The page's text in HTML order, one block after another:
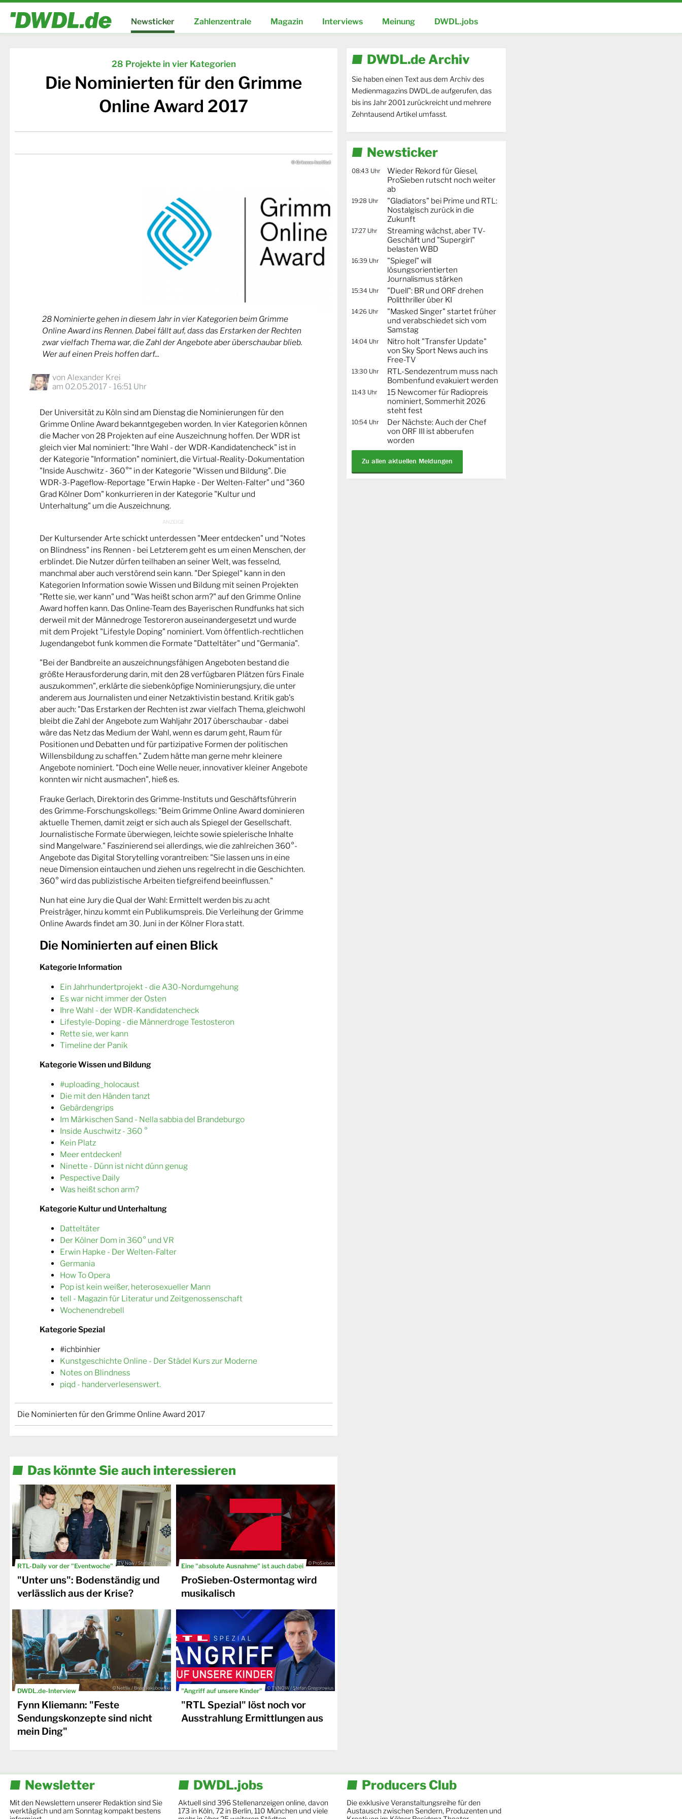
Newsticker Zahlenzentrale Magazin Interviews Meinung DWDL.jobs
28 Projekte in vier Kategorien
Die Nominierten für den Grimme
Online Award 2017
© Grimme-Institut
28 Nominierte gehen in diesem Jahr in vier Kategorien beim Grimme
Online Award ins Rennen. Dabei fällt auf, dass das Erstarken der Rechten
zwar vielfach Thema war, die Zahl der Angebote aber überschaubar blieb.
Wer auf einen Preis hoffen darf...
von Alexander Krei
am 02.05.2017 - 16:51 Uhr
Der Universität zu Köln sind am Dienstag die Nominierungen für den
Grimme Online Award bekanntgegeben worden. In vier Kategorien können
die Macher von 28 Projekten auf eine Auszeichnung hoffen. Der WDR ist
gleich vier Mal nominiert: "Ihre Wahl - der WDR-Kandidatencheck" ist in
der Kategorie "Information" nominiert, die Virtual-Reality-Dokumentation
"Inside Auschwitz - 360°" in der Kategorie "Wissen und Bildung". Die
WDR-3-Pageflow-Reportage "Erwin Hapke - Der Welten-Falter" und "360
Grad Kölner Dom" konkurrieren in der Kategorie "Kultur und
Unterhaltung" um die Auszeichnung.
Der Kultursender Arte schickt unterdessen "Meer entdecken" und "Notes
on Blindness" ins Rennen - bei Letzterem geht es um einen Menschen, der
erblindet. Die Nutzer dürfen teilhaben an seiner Welt, was fesselnd,
manchmal aber auch verstörend sein kann. "Der Spiegel" kann in den
Kategorien Information sowie Wissen und Bildung mit seinen Projekten
"Rette sie, wer kann" und "Was heißt schon arm?" auf den Grimme Online
Award hoffen kann. Das Online-Team des Bayerischen Rundfunks hat sich
derweil mit der Männedroge Testoreron auseinandergesetzt und wurde
mit dem Projekt "Lifestyle Doping" nominiert. Vom öffentlich-rechtlichen
Jugendangebot funk kommen die Formate "Datteltäter" und "Germania".
"Bei der Bandbreite an auszeichnungsfähigen Angeboten bestand die
größte Herausforderung darin, mit den 28 verfügbaren Plätzen fürs Finale
auszukommen", erklärte die siebenköpfige Nominierungsjury, die unter
anderem aus Journalisten und einer Netzaktivistin bestand. Kritik gab's
aber auch: "Das Erstarken der Rechten ist zwar vielfach Thema, gleichwohl
bleibt die Zahl der Angebote zum Wahljahr 2017 überschaubar - dabei
wäre das Netz das Medium der Wahl, wenn es darum geht, Raum für
Positionen und Debatten und für partizipative Formen der politischen
Willensbildung zu schaffen." Zudem hätte man gerne mehr kleinere
Angebote nominiert. "Doch eine Welle neuer, innovativer kleiner Angebote
konnten wir nicht ausmachen", hieß es.
Frauke Gerlach, Direktorin des Grimme-Instituts und Geschäftsführerin
des Grimme-Forschungskollegs: "Beim Grimme Online Award dominieren
aktuelle Themen, damit zeigt er sich auch als Spiegel der Gesellschaft.
Journalistische Formate überwiegen, leichte sowie spielerische Inhalte
sind Mangelware." Faszinierend sei allerdings, wie die zahlreichen 360°-
Angebote das Digital Storytelling vorantreiben: "Sie lassen uns in eine
neue Dimension eintauchen und ziehen uns regelrecht in die Geschichten.
360° wird das publizistische Arbeiten tiefgreifend beeinflussen."
Nun hat eine Jury die Qual der Wahl: Ermittelt werden bis zu acht
Preisträger, hinzu kommt ein Publikumspreis. Die Verleihung der Grimme
Online Awards findet am 30. Juni in der Kölner Flora statt.
Die Nominierten auf einen Blick
Kategorie Information
Ein Jahrhundertprojekt - die A30-Nordumgehung
Es war nicht immer der Osten
Ihre Wahl - der WDR-Kandidatencheck
Lifestyle-Doping - die Männerdroge Testosteron
Rette sie, wer kann
Timeline der Panik
Kategorie Wissen und Bildung
#uploading_holocaust
Die mit den Händen tanzt
Gebärdengrips
Im Märkischen Sand - Nella sabbia del Brandeburgo
Inside Auschwitz - 360 °
Kein Platz
Meer entdecken!
Ninette - Dünn ist nicht dünn genug
Pespective Daily
Was heißt schon arm?
Kategorie Kultur und Unterhaltung
Datteltäter
Der Kölner Dom in 360° und VR
Erwin Hapke - Der Welten-Falter
Germania
How To Opera
Pop ist kein weißer, heterosexueller Mann
tell - Magazin für Literatur und Zeitgenossenschaft
Wochenendrebell
Kategorie Spezial
#ichbinhier
Kunstgeschichte Online - Der Städel Kurs zur Moderne
Notes on Blindness
piqd - handerverlesenswert.
Die Nominierten für den Grimme Online Award 2017
Das könnte Sie auch interessieren
RTL-Daily vor der "Eventwoche" © TV Now / Stefan Behrens
"Unter uns": Bodenständig und
verlässlich aus der Krise?
Eine "absolute Ausnahme" ist auch dabei © ProSieben
ProSieben-Ostermontag wird
musikalisch
DWDL.de-Interview © Netflix / Brian Jakubowski
Fynn Kliemann: "Feste
Sendungskonzepte sind nicht
mein Ding"
"Angriff auf unsere Kinder" © TVNOW / Stefan Gregorowius
"RTL Spezial" löst noch vor
Ausstrahlung Ermittlungen aus
DWDL.de Archiv
Sie haben einen Text aus dem Archiv des
Medienmagazins DWDL.de aufgerufen, das
bis ins Jahr 2001 zurückreicht und mehrere
Zehntausend Artikel umfasst.
Newsticker
08:43 Uhr
Wieder Rekord für Giesel,
ProSieben rutscht noch weiter
ab
19:28 Uhr
"Gladiators" bei Prime und RTL:
Nostalgisch zurück in die
Zukunft
17:27 Uhr
Streaming wächst, aber TV-
Geschäft und "Supergirl"
belasten WBD
16:39 Uhr
"Spiegel" will
lösungsorientierten
Journalismus stärken
15:34 Uhr
"Duell": BR und ORF drehen
Politthriller über KI
14:26 Uhr
"Masked Singer" startet früher
und verabschiedet sich vom
Samstag
14:04 Uhr
Nitro holt "Transfer Update"
von Sky Sport News auch ins
Free-TV
13:30 Uhr
RTL-Sendezentrum muss nach
Bombenfund evakuiert werden
11:43 Uhr
15 Newcomer für Radiopreis
nominiert, Sommerhit 2026
steht fest
10:54 Uhr
Der Nächste: Auch der Chef
von ORF III ist abberufen
worden
Zu allen aktuellen Meldungen
Newsletter
Mit den Newslettern unserer Redaktion sind Sie
werktäglich und am Sonntag kompakt bestens
DWDL.jobs
Aktuell sind 396 Stellenanzeigen online, davon
173 in Köln, 72 in Berlin, 110 München und viele
Producers Club
Die exklusive Veranstaltungsreihe für den
Austausch zwischen Sendern, Produzenten und